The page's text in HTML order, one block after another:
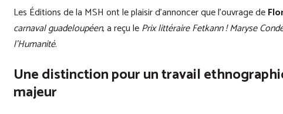
Les Éditions de la MSH ont le plaisir d’annoncer que l’ouvrage de
carnaval guadeloupéen, a reçu lePrix littéraire Fetkann ! Maryse
l’Humanité.
Une distinction pour un travail
majeur